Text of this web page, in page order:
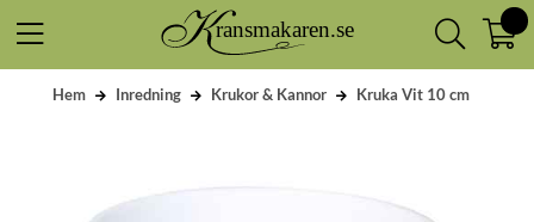
Hem Inredning Krukor & Kannor Kruka Vit 10 cm